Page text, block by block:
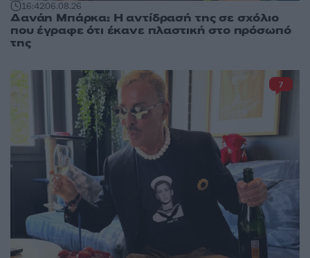
16:4206.08.26
Δανάη Μπάρκα: Η αντίδρασή της σε σχόλιο
που έγραφε ότι έκανε πλαστική στο πρόσωπό
της
7